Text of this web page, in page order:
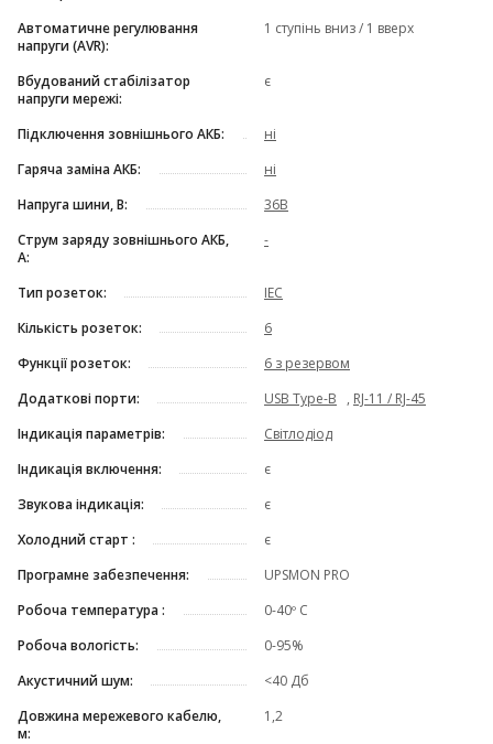
Автоматичне регулювання
напруги (AVR):
1 ступінь вниз / 1 вверх
Вбудований стабілізатор
напруги мережі:
є
Підключення зовнішнього АКБ:
ні
Гаряча заміна АКБ:
ні
Напруга шини, В:
36В
Струм заряду зовнішнього АКБ,
А:
-
Тип розеток:
IEC
Кількість розеток:
6
Функції розеток:
6 з резервом
Додаткові порти:
USB Type-B , RJ-11 / RJ-45
Індикація параметрів:
Світлодіод
Індикація включення:
є
Звукова індикація:
є
Холодний старт :
є
Програмне забезпечення:
UPSMON PRO
Робоча температура :
0-40º C
Робоча вологість:
0-95%
Акустичний шум:
<40 Дб
Довжина мережевого кабелю,
м:
1,2